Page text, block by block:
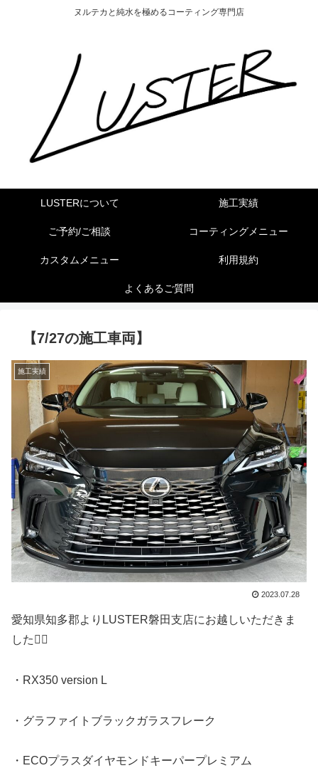
ヌルテカと純水を極めるコーティング専門店
LUSTERについて 施工実績
ご予約/ご相談 コーティングメニュー
カスタムメニュー 利用規約
よくあるご質問
【7/27の施工車両】
施工実績
2023.07.28
愛知県知多郡よりLUSTER磐田支店にお越しいただきま
した🙇‍♂️
・RX350 version L
・グラファイトブラックガラスフレーク
・ECOプラスダイヤモンドキーパープレミアム